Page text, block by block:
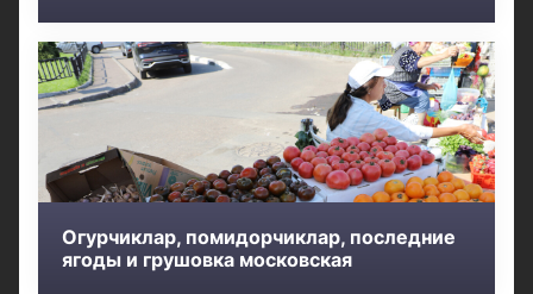
Огурчиклар, помидорчиклар, последние
ягоды и грушовка московская